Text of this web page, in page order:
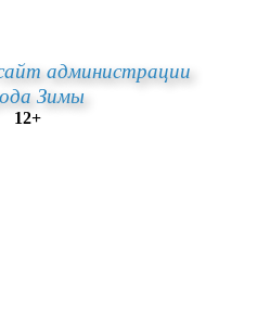
администрации
Зимы
12+